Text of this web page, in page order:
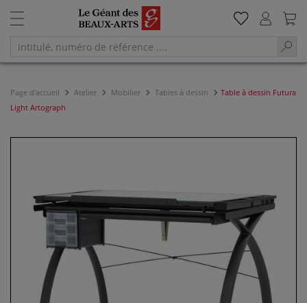
Page d'accueil Atelier Mobilier Tables à dessin
Table à dessin Futura
Light Artograph